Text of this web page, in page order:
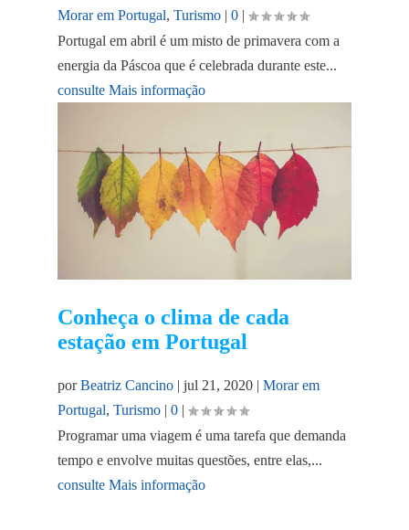
Morar em Portugal, Turismo| 0
Portugal em abril é um misto de primavera com a
energia da Páscoa que é celebrada durante este...
consulte Mais informação
Conheça o clima de cada
estação em Portugal
porBeatriz Cancino| jul 21, 2020| Morar em
Portugal, Turismo| 0 |
Programar uma viagem é uma tarefa que demanda
tempo e envolve muitas questões, entre elas,...
consulte Mais informação